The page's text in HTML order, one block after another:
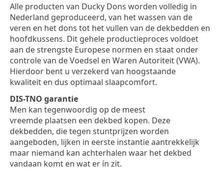
Alle producten van Ducky Dons worden volledig in
Nederland geproduceerd, van het wassen van de
veren en het dons tot het vullen van de dekbedden en
hoofdkussens. Dit gehele productieproces voldoet
aan de strengste Europese normen en staat onder
controle van de Voedsel en Waren Autoriteit (VWA).
Hierdoor bent u verzekerd van hoogstaande
kwaliteit en dus optimaal slaapcomfort.
DIS-TNO garantie
Men kan tegenwoordig op de meest
vreemde plaatsen een dekbed kopen. Deze
dekbedden, die tegen stuntprijzen worden
aangeboden, lijken in eerste instantie aantrekkelijk
maar niemand kan achterhalen waar het dekbed
vandaan komt en wat er ín zit.